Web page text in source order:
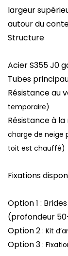
largeur
autour du
Structure
Acier S355 J0
Tubes
Résistance au
temporaire)
Résistance à la
charge de neige
toit est chauffé)
Fixations
Option 1 :
(profondeur
Option 2 : Kit
Option 3 :